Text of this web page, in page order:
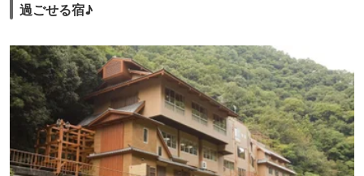
過ごせる宿♪